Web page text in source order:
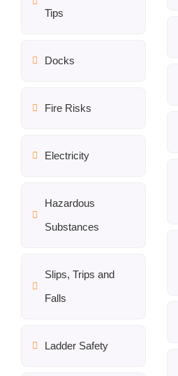
Tips
Docks
Fire Risks
Electricity
Hazardous
Substances
Slips, Trips and
Falls
Ladder Safety